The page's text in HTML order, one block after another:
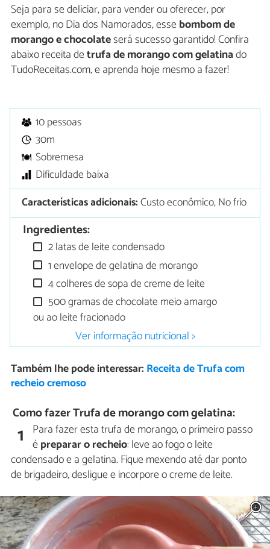
Seja para se deliciar, para vender ou oferecer, por
exemplo, no Dia dos Namorados, essebombom de
morango e chocolateserá sucesso garantido! Confira
abaixo receita detrufa de morango com gelatinado
TudoReceitas.com, e aprenda hoje mesmo a fazer!
10 pessoas
30m
Sobremesa
Dificuldade baixa
Características adicionais:Custo econômico, No frio
Ingredientes:
2 latas de leite condensado
1 envelope de gelatina de morango
4 colheres de sopa de creme de leite
500 gramas de chocolate meio amargo
ou ao leite fracionado
Ver informação nutricional >
Também lhe pode interessar: Receita de Trufa com
recheio cremoso
Como fazer Trufa de morango com gelatina:
1 Para fazer esta trufa de morango, o primeiro passo
épreparar o recheio: leve ao fogo o leite
condensado e a gelatina. Fique mexendo até dar ponto
de brigadeiro, desligue e incorpore o creme de leite.